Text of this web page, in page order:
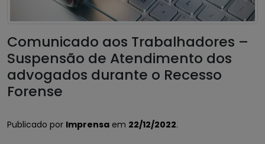
Comunicado aos Trabalhadores –
Suspensão de Atendimento dos
advogados durante o Recesso
Forense
Publicado por Imprensa em 22/12/2022.